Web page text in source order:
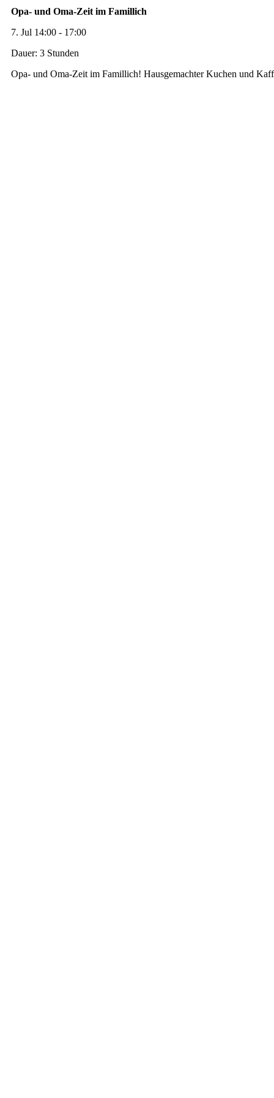
Opa- und Oma-Zeit im Famillich
7. Jul 14:00 - 17:00
Dauer: 3 Stunden
Opa- und Oma-Zeit im Famillich! Hausgemachter Kuchen und